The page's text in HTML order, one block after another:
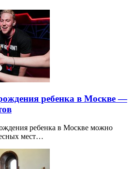
ребенка в Москве —
ребенка в Москве можно
мест…